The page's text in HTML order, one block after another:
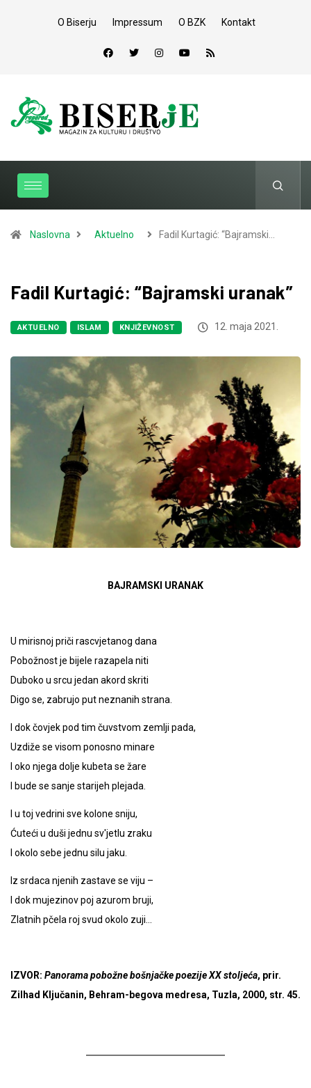
O Biserju Impressum O BZK Kontakt
Naslovna Aktuelno Fadil Kurtagić: “Bajramski…
Fadil Kurtagić: “Bajramski uranak”
AKTUELNO ISLAM KNJIŽEVNOST 12. maja 2021.
BAJRAMSKI URANAK
U mirisnoj priči rascvjetanog dana
Pobožnost je bijele razapela niti
Duboko u srcu jedan akord skriti
Digo se, zabrujo put neznanih strana.
I dok čovjek pod tim čuvstvom zemlji pada,
Uzdiže se visom ponosno minare
I oko njega dolje kubeta se žare
I bude se sanje starijeh plejada.
I u toj vedrini sve kolone sniju,
Ćuteći u duši jednu sv'jetlu zraku
I okolo sebe jednu silu jaku.
Iz srdaca njenih zastave se viju –
I dok mujezinov poj azurom bruji,
Zlatnih pčela roj svud okolo zuji…
IZVOR: Panorama pobožne bošnjačke poezije XX stoljeća, prir.
Zilhad Ključanin, Behram-begova medresa, Tuzla, 2000, str. 45.